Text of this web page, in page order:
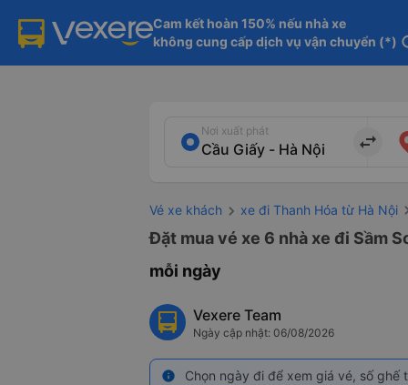
Cam kết hoàn 150% nếu nhà xe
không cung cấp dịch vụ vận chuyển (*)
Nơi xuất phát
import_export
Vé xe khách xe đi Thanh Hóa từ Hà Nội
Đặt mua vé xe 6 nhà xe đi Sầm
mỗi ngày
Vexere Team
Ngày cập nhật: 06/08/2026
info Chọn ngày đi để xem giá vé, số